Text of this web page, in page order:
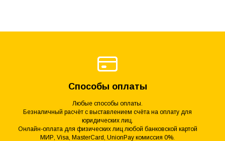
Способы оплаты
Любые способы оплаты.
Безналичный расчёт с выставлением счёта на оплату для
юридических лиц.
Онлайн-оплата для физических лиц любой банковской картой
МИР, Visa, MasterCard, UnionPay комиссия 0%.